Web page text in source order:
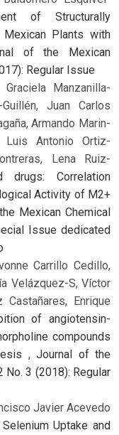
of Structurally
Plants with
of the Mexican
Regular Issue
Manzanilla-
Juan Carlos
Armando Marin-
Luis Antonio Ortiz-
Lena Ruiz-
drugs: Correlation
Activity of M2+
Mexican Chemical
Issue dedicated
Carrillo Cedillo,
Velázquez-S, Víctor
Enrique
of angiotensin-
compounds
,Journal of the
No. 3 (2018): Regular
Javier Acevedo
Selenium Uptake and